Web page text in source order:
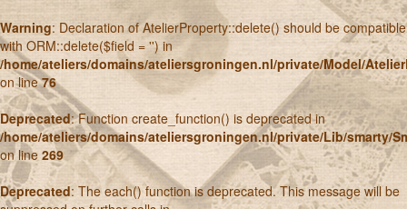
Warning: Declaration of AtelierProperty::delete() should be compatible
with ORM::delete($field = '') in
/home/ateliers/domains/ateliersgroningen.nl/private/Model/
on line76
Deprecated: Function create_function() is deprecated in
/home/ateliers/domains/ateliersgroningen.nl/private/Lib/smarty/
on line 269
Deprecated: The each() function is deprecated. This message will be